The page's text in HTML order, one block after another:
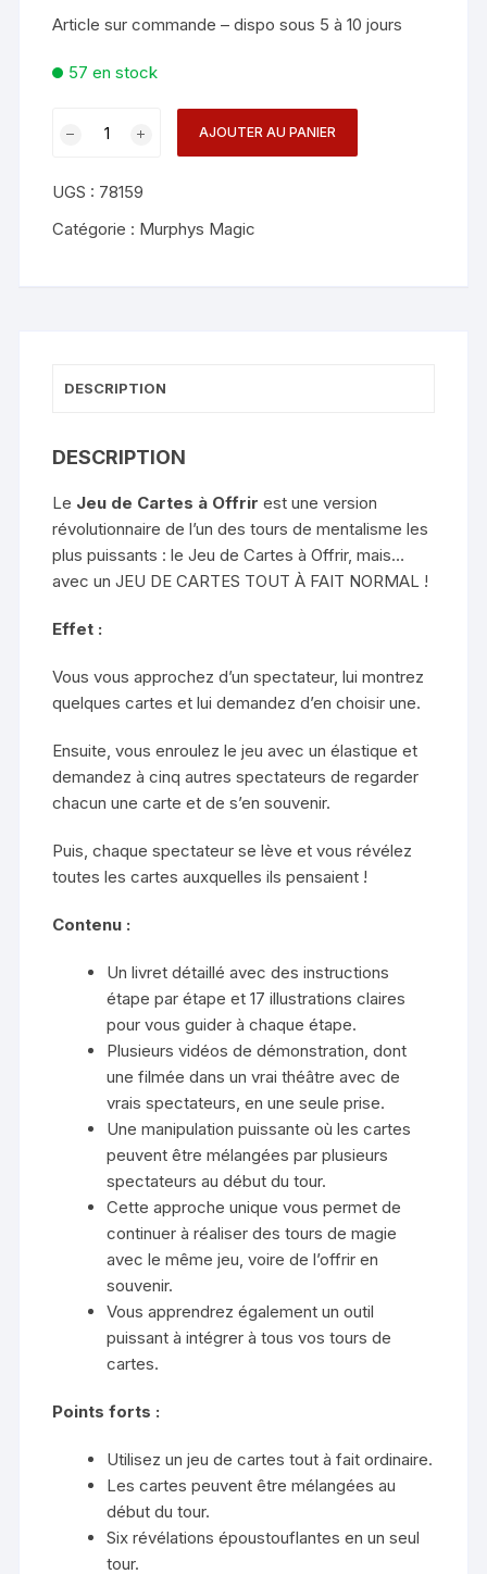
Article sur commande – dispo sous 5 à 10 jours
57 en stock
Out
Deck
AJOUTER AU PANIER
UGS : 78159
Catégorie : Murphys Magic
DESCRIPTION
DESCRIPTION
Le Jeu de Cartes à Offrir est une version
révolutionnaire de l’un des tours de mentalisme les
plus puissants : le Jeu de Cartes à Offrir, mais…
avec un JEU DE CARTES TOUT À FAIT NORMAL !
Effet :
Vous vous approchez d’un spectateur, lui montrez
quelques cartes et lui demandez d’en choisir une.
Ensuite, vous enroulez le jeu avec un élastique et
demandez à cinq autres spectateurs de regarder
chacun une carte et de s’en souvenir.
Puis, chaque spectateur se lève et vous révélez
toutes les cartes auxquelles ils pensaient !
Contenu :
Un livret détaillé avec des instructions
étape par étape et 17 illustrations claires
pour vous guider à chaque étape.
Plusieurs vidéos de démonstration, dont
une filmée dans un vrai théâtre avec de
vrais spectateurs, en une seule prise.
Une manipulation puissante où les cartes
peuvent être mélangées par plusieurs
spectateurs au début du tour.
Cette approche unique vous permet de
continuer à réaliser des tours de magie
avec le même jeu, voire de l’offrir en
souvenir.
Vous apprendrez également un outil
puissant à intégrer à tous vos tours de
cartes.
Points forts :
Utilisez un jeu de cartes tout à fait ordinaire.
Les cartes peuvent être mélangées au
début du tour.
Six révélations époustouflantes en un seul
tour.